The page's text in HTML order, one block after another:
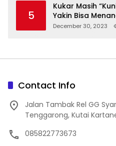
5
Kukar Masih
Yakin Bisa
December 30, 2023
Contact Info
Jalan Tambak Rel GG
Tenggarong, Kutai
085822773673